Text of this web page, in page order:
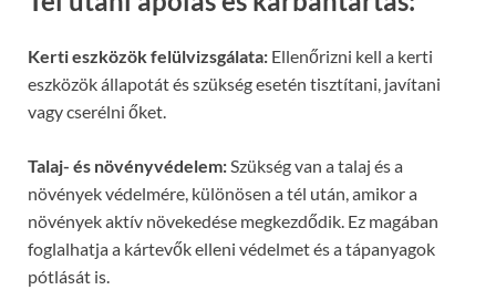
Kerti eszközök felülvizsgálata: Ellenőrizni kell a kerti
eszközök állapotát és szükség esetén tisztítani, javítani
vagy cserélni őket.
Talaj- és növényvédelem:Szükség van a talaj és a
növények védelmére, különösen a tél után, amikor a
növények aktív növekedése megkezdődik. Ez magában
foglalhatja a kártevők elleni védelmet és a tápanyagok
pótlását is.